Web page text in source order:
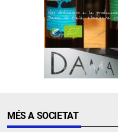
MÉS A SOCIETAT